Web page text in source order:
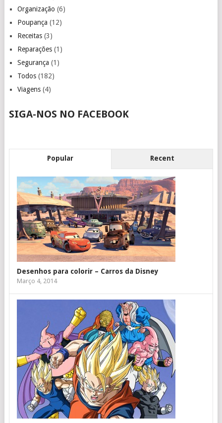
Organização (6)
Poupança (12)
Receitas(3)
Reparações(1)
Segurança (1)
Todos(182)
Viagens(4)
SIGA-NOS NO FACEBOOK
Popular Recent
Desenhos para colorir – Carros da Disney
Março 4, 2014